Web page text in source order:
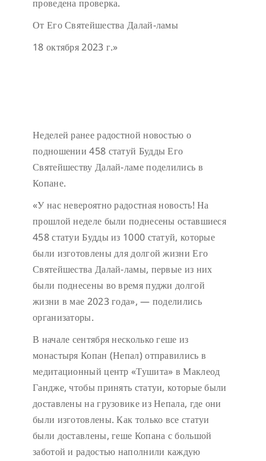
проведена проверка.
От Его Святейшества Далай-ламы
18 октября 2023 г.»
Неделей ранее радостной новостью о
подношении 458 статуй Будды Его
Святейшеству Далай-ламе поделились в
Копане.
«У нас невероятно радостная новость! На
прошлой неделе были поднесены оставшиеся
458 статуи Будды из 1000 статуй, которые
были изготовлены для долгой жизни Его
Святейшества Далай-ламы, первые из них
были поднесены во время пуджи долгой
жизни в мае 2023 года», — поделились
организаторы.
В начале сентября несколько геше из
монастыря Копан (Непал) отправились в
медитационный центр «Тушита» в Маклеод
Гандже, чтобы принять статуи, которые были
доставлены на грузовике из Непала, где они
были изготовлены. Как только все статуи
были доставлены, геше Копана с большой
заботой и радостью наполнили каждую